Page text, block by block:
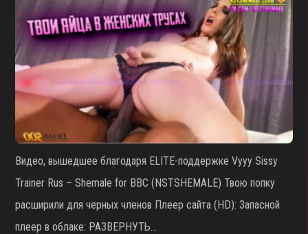
Видео, вышедшее благодаря ELITE-поддержке Vyyy Sissy
Trainer Rus – Shemale for BBC (NSTSHEMALE) Твою попку
расширили для черных членов Плеер сайта (HD): Запасной
плеер в облаке: РАЗВЕРНУТЬ…